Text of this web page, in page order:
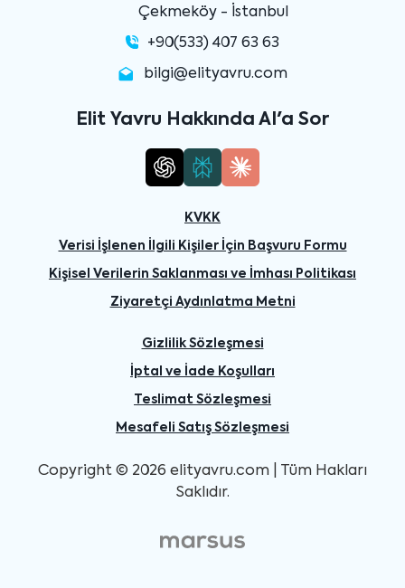
Çekmeköy - İstanbul
+90(533) 407 63 63
bilgi@elityavru.com
Elit Yavru Hakkında AI'a Sor
KVKK
Verisi İşlenen İlgili Kişiler İçin Başvuru Formu
Kişisel Verilerin Saklanması ve İmhası Politikası
Ziyaretçi Aydınlatma Metni
Gizlilik Sözleşmesi
İptal ve İade Koşulları
Teslimat Sözleşmesi
Mesafeli Satış Sözleşmesi
Copyright © 2026 elityavru.com | Tüm Hakları
Saklıdır.